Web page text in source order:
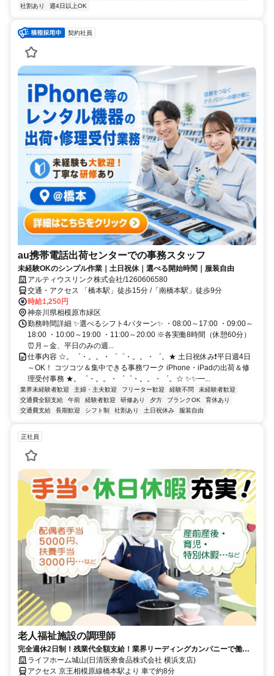
社割あり
週4日以上OK
契約社員
au携帯電話出荷センターでの事務スタッフ
未経験OKのシンプル作業｜土日祝休｜選べる開始時間｜服装自由
アルティウスリンク株式会社/1260606580
交通・アクセス 「橋本駅」徒歩15分 /「南橋本駅」徒歩9分
時給1,250円
神奈川県相模原市緑区
勤務時間詳細 ✨選べるシフト4パターン✨ ・08:00～17:00 ・09:00～
18:00 ・10:00～19:00 ・11:00～20:00 ※各実働8時間（休憩60分）
⏰月～金、平日のみの週...
仕事内容 ☆。゜・。。・゜゜・。。・゜。★ 土日祝休み❗平日週4日
～OK！ コツコツ＆集中できる事務ワーク iPhone・iPadの出荷＆修
理受付事務 ★。゜・。。・゜゜・。。・゜。☆ ✨✨━...
業界未経験者歓迎 主婦・主夫歓迎 フリーター歓迎 経験不問
未経験者歓迎
交通費全額支給
午前 経験者歓迎 研修あり 夕方 ブランクOK
育休あり
交通費支給
長期歓迎 シフト制 社割あり 土日祝休み 服装自由
正社員
老人福祉施設の調理師
完全週休2日制！残業代全額支給！業界リーディングカンパニーで働き
ませんか？！
ライフホーム城山(日清医療食品株式会社 横浜支店)
アクセス 京王相模原線橋本駅より 車で約8分